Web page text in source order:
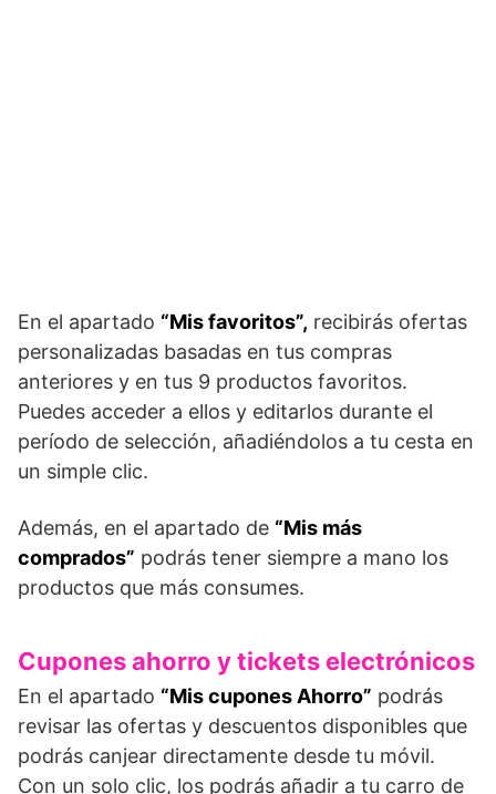
En el apartado “Mis favoritos”, recibirás ofertas
personalizadas basadas en tus compras
anteriores y en tus 9 productos favoritos.
Puedes acceder a ellos y editarlos durante el
período de selección, añadiéndolos a tu cesta en
un simple clic.
Además, en el apartado de “Mis más
comprados” podrás tener siempre a mano los
productos que más consumes.
Cupones ahorro y tickets electrónicos
En el apartado “Mis cupones Ahorro” podrás
revisar las ofertas y descuentos disponibles que
podrás canjear directamente desde tu móvil.
Con un solo clic, los podrás añadir a tu carro de